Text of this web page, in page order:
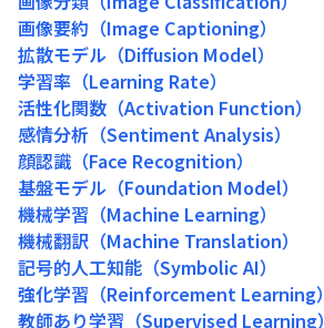
画像要約（Image Captioning）
拡散モデル（Diffusion Model）
学習率（Learning Rate）
活性化関数（Activation Function）
感情分析（Sentiment Analysis）
顔認識（Face Recognition）
基盤モデル（Foundation Model）
機械学習（Machine Learning）
機械翻訳（Machine Translation）
記号的人工知能（Symbolic AI）
強化学習（Reinforcement Learning）
教師あり学習（Supervised Learning）